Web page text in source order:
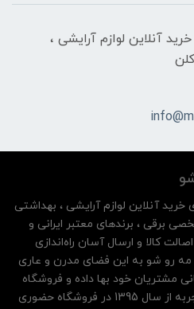
آنلاین لوازم آرایشی ،
خرید آنلاین لوازم آرایشی ، بهداشتی
برقی ، برندهای معتبر ایرانی و
کالا و ارسال آسان راه‌اندازی
مه رو شو به این فضای مدرن و عاری
مشتریان خود بها داده و فروشگاه
اینترنتی خود را بر پایه سال‌ها تجربه از سال 1395 در فروشگاه حضوری